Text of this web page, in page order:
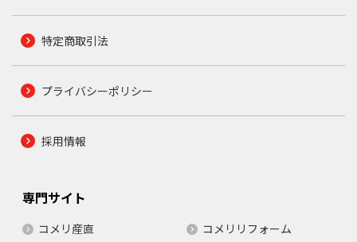
特定商取引法
プライバシーポリシー
採用情報
専門サイト
コメリ産直 コメリリフォーム